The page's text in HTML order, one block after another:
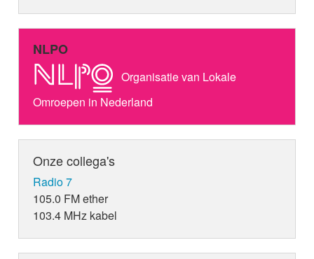
NLPO
Organisatie van Lokale
Omroepen in Nederland
Onze collega's
Radio 7
105.0 FM ether
103.4 MHz kabel